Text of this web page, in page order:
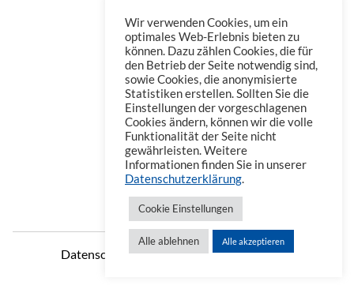
Phone: +423 235 0660
Telefax: +423 235 0669
Mail: office@vienna-life.li
Datenschutzerklärung Impressum
Wir verwenden Cookies, um ein
optimales Web-Erlebnis bieten zu
können. Dazu zählen Cookies, die für
den Betrieb der Seite notwendig sind,
sowie Cookies, die anonymisierte
Statistiken erstellen. Sollten Sie die
Einstellungen der vorgeschlagenen
Cookies ändern, können wir die volle
Funktionalität der Seite nicht
gewährleisten. Weitere
Informationen finden Sie in unserer
Datenschutzerklärung.
Cookie Einstellungen
Alle ablehnen Alle akzeptieren